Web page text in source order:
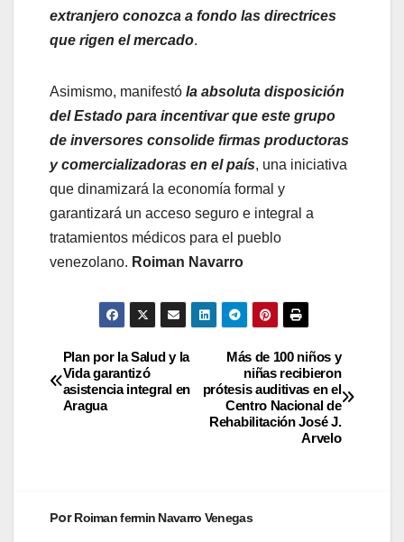
extranjero conozca a fondo las directrices
que rigen el mercado.
Asimismo, manifestó la absoluta disposición
del Estado para incentivar que este grupo
de inversores consolide firmas productoras
y comercializadoras en el país, una iniciativa
que dinamizará la economía formal y
garantizará un acceso seguro e integral a
tratamientos médicos para el pueblo
venezolano. Roiman Navarro
Más de 100 niños y
niñas recibieron
prótesis auditivas en el
Centro Nacional de
Rehabilitación José J.
Arvelo
Plan por la Salud y la
Vida garantizó
asistencia integral en
Aragua
PorRoiman fermin Navarro Venegas